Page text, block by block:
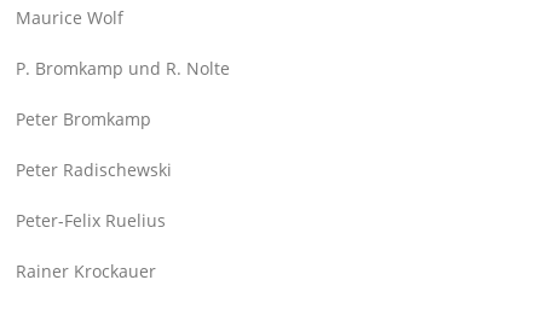
Maurice Wolf
P. Bromkamp und R. Nolte
Peter Bromkamp
Peter Radischewski
Peter-Felix Ruelius
Rainer Krockauer